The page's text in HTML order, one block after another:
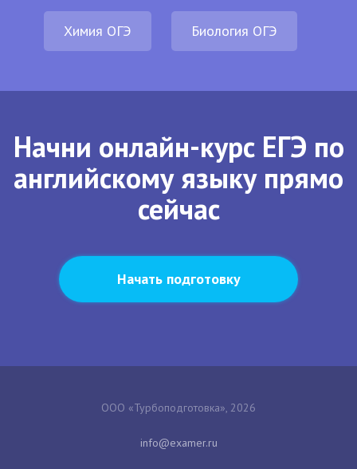
Химия ОГЭ Биология ОГЭ
Начни онлайн-курс ЕГЭ по
английскому языку прямо
сейчас
Начать подготовку
ООО «Турбоподготовка», 2026